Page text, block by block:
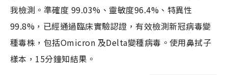
我檢測。準確度 99.03%、靈敏度96.4%、特異性
99.8%，已經通過臨床實驗認證，有效檢測新冠病毒變
種毒株，包括Omicron 及Delta變種病毒。使用鼻拭子
樣本，15分鐘知結果。